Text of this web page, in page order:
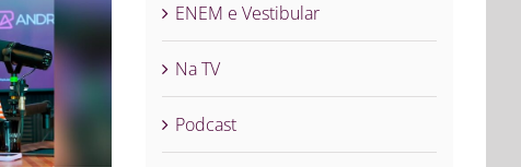
ENEM e Vestibular
Na TV
Podcast